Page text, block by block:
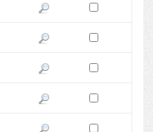
Pokaż podgląd wersji z dnia
Zaznacz wersję do
Pokaż podgląd wersji z dnia
Zaznacz wersję do
Pokaż podgląd wersji z dnia
Zaznacz wersję do
Pokaż podgląd wersji z dnia
Zaznacz wersję do
Pokaż podgląd wersji z dnia
Zaznacz wersję do